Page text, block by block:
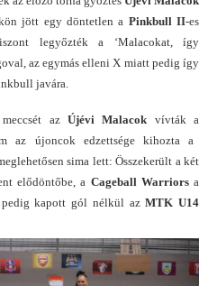
jött egy döntetlen a Pinkbull II-es
legyőzték a ‘Malacokat, így
az egymás elleni X miatt pedig így
javára.
az Újévi Malacok vívták a
az újoncok edzettsége kihozta a
sima lett: Összekerült a két
elődöntőbe, a Cageball Warriorsa
kapott gól nélkül azMTK U14